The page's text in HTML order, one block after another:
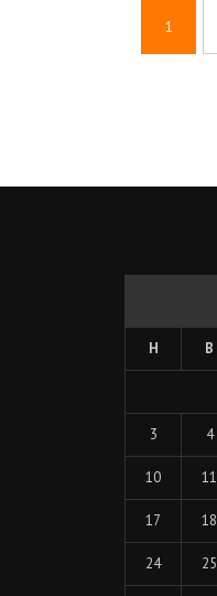
1
H B
3 4
10 11
17 18
24 25